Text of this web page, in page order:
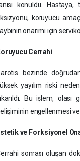
konuldu.
koruyucu
onarımı için
Cerrahi
bezinde
yayılım riski
Bu işlem, olası
engellenmesi ve
ve Fonksiyonel
sonrası oluşan